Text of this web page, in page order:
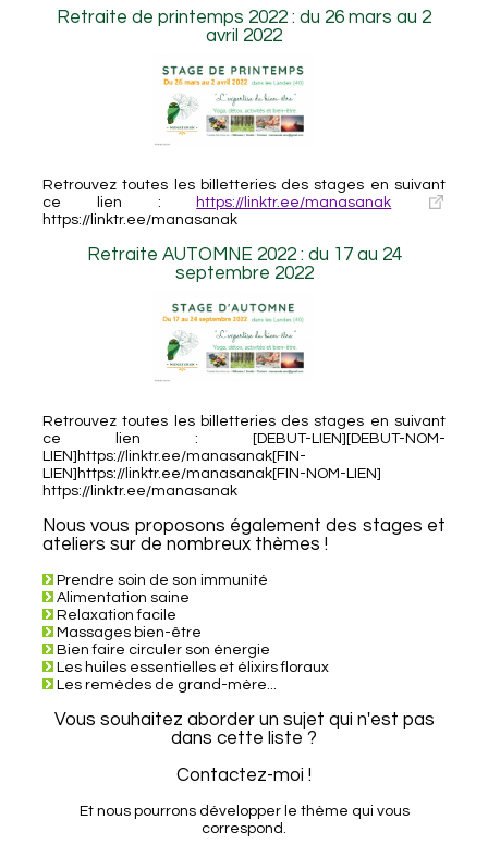
Retraite de printemps 2022 : du 26 mars au 2
avril 2022
Retrouvez toutes les billetteries des stages en suivant
ce lien :
https://linktr.ee/manasanak
https://linktr.ee/manasanak
Retraite AUTOMNE 2022 : du 17 au 24
septembre 2022
Retrouvez toutes les billetteries des stages en suivant
ce lien : [DEBUT-LIEN][DEBUT-NOM-
LIEN]https://linktr.ee/manasanak[FIN-
LIEN]https://linktr.ee/manasanak[FIN-NOM-LIEN]
https://linktr.ee/manasanak
Nous vous proposons également des stages et
ateliers sur de nombreux thèmes !
Prendre soin de son immunité
Alimentation saine
Relaxation facile
Massages bien-être
Bien faire circuler son énergie
Les huiles essentielles et élixirs floraux
Les remèdes de grand-mère...
Vous souhaitez aborder un sujet qui n'est pas
dans cette liste ?
Contactez-moi !
Et nous pourrons développer le thème qui vous
correspond.